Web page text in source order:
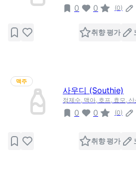
0 0 (0)
취향 평가
맥주
사우디 (Southie)
정제수, 맥아, 호프, 효모,
0 0 (0)
취향 평가